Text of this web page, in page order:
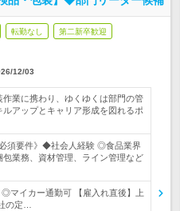
転勤なし 第二新卒歓迎
12/03
業に携わり、ゆくゆくは部門の管
アップとキャリア形成を図れるポ
必須要件》◆社会人経験 ◎食品業界
業務、資材管理、ライン管理など
マイカー通勤可 【雇入れ直後】上
の定…